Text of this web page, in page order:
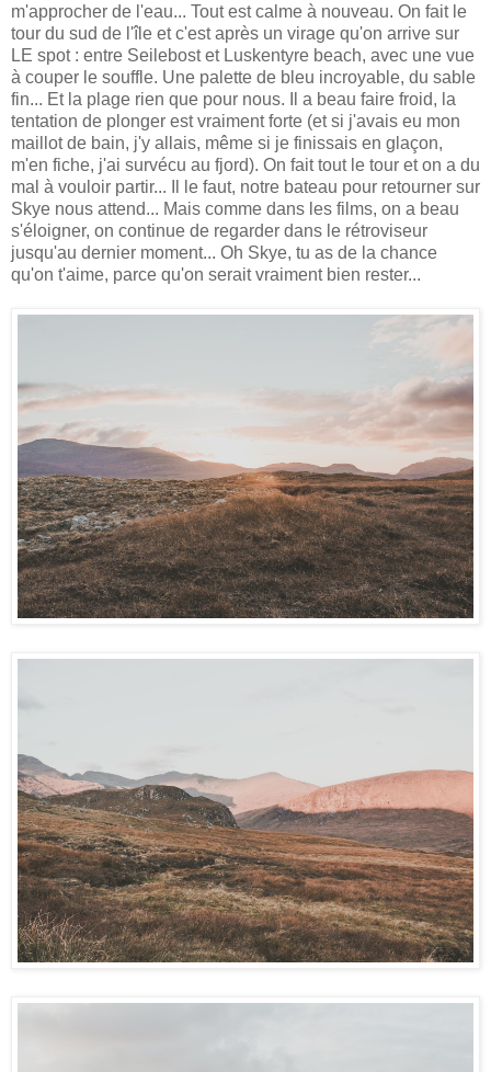
m'approcher de l'eau... Tout est calme à nouveau. On fait le
tour du sud de l'île et c'est après un virage qu'on arrive sur
LE spot : entre Seilebost et Luskentyre beach, avec une vue
à couper le souffle. Une palette de bleu incroyable, du sable
fin... Et la plage rien que pour nous. Il a beau faire froid, la
tentation de plonger est vraiment forte (et si j'avais eu mon
maillot de bain, j'y allais, même si je finissais en glaçon,
m'en fiche, j'ai survécu au fjord). On fait tout le tour et on a du
mal à vouloir partir... Il le faut, notre bateau pour retourner sur
Skye nous attend... Mais comme dans les films, on a beau
s'éloigner, on continue de regarder dans le rétroviseur
jusqu'au dernier moment... Oh Skye, tu as de la chance
qu'on t'aime, parce qu'on serait vraiment bien rester...